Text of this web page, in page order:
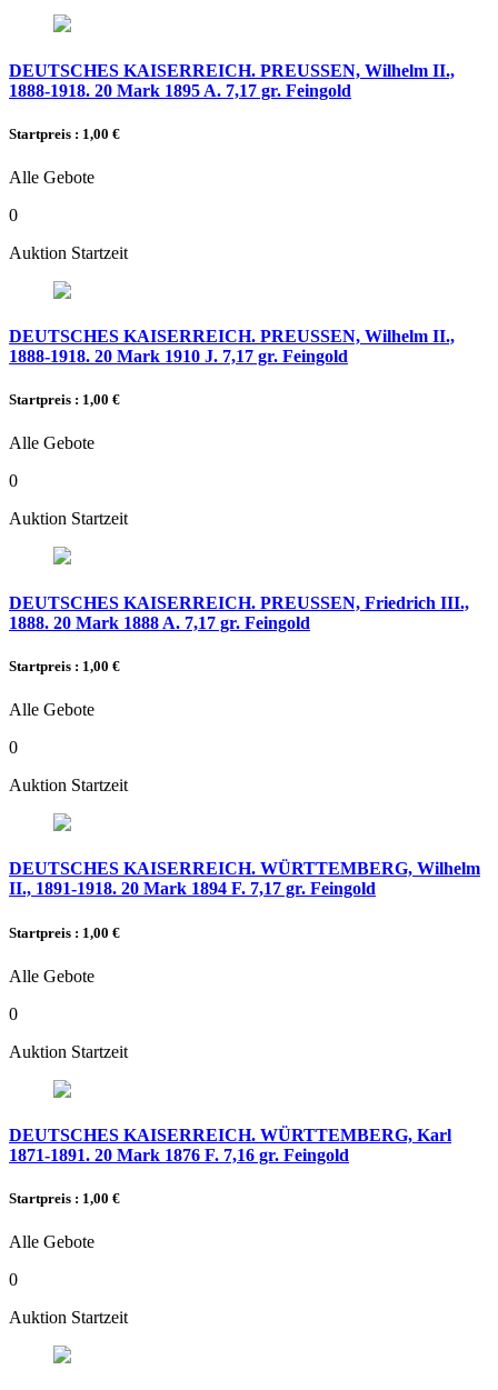
DEUTSCHES KAISERREICH. PREUSSEN, Wilhelm II.,
1888-1918. 20 Mark 1895 A. 7,17 gr. Feingold
Startpreis : 1,00 €
Alle Gebote
0
Auktion Startzeit
DEUTSCHES KAISERREICH. PREUSSEN, Wilhelm II.,
1888-1918. 20 Mark 1910 J. 7,17 gr. Feingold
Startpreis : 1,00 €
Alle Gebote
0
Auktion Startzeit
DEUTSCHES KAISERREICH. PREUSSEN, Friedrich III.,
1888. 20 Mark 1888 A. 7,17 gr. Feingold
Startpreis : 1,00 €
Alle Gebote
0
Auktion Startzeit
DEUTSCHES KAISERREICH. WÜRTTEMBERG, Wilhelm
II., 1891-1918. 20 Mark 1894 F. 7,17 gr. Feingold
Startpreis : 1,00 €
Alle Gebote
0
Auktion Startzeit
DEUTSCHES KAISERREICH. WÜRTTEMBERG, Karl
1871-1891. 20 Mark 1876 F. 7,16 gr. Feingold
Startpreis : 1,00 €
Alle Gebote
0
Auktion Startzeit